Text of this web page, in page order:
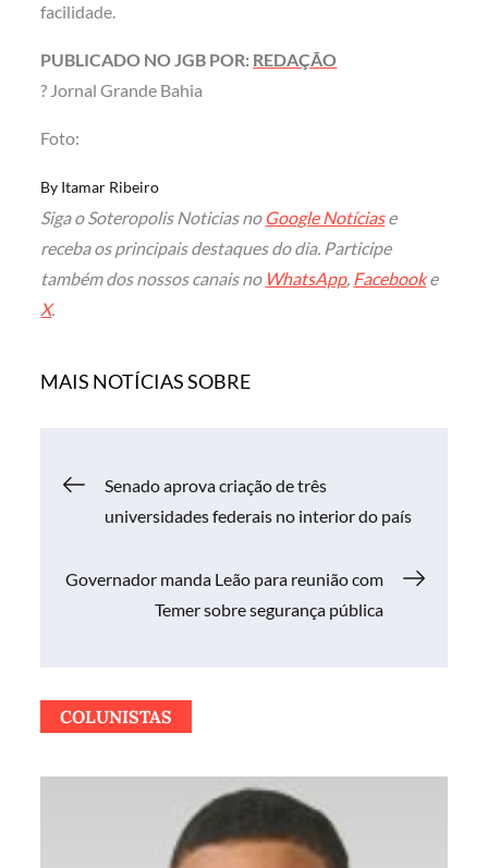
facilidade.
PUBLICADO NO JGB POR: REDAÇÃO
? Jornal Grande Bahia
Foto:
By Itamar Ribeiro
Siga o Soteropolis Noticias no Google Notíciase
receba os principais destaques do dia. Participe
também dos nossos canais no WhatsApp, Facebooke
X.
MAIS NOTÍCIAS SOBRE
Navegação
Post
Senado aprova criação de três
universidades federais no interior do paí­s
Governador manda Leão para reunião com
Temer sobre segurança pública
COLUNISTAS